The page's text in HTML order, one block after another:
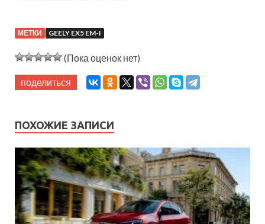
МЕТКИ GEELY EX5 EM-I
(Пока оценок нет)
поделиться
ПОХОЖИЕ ЗАПИСИ